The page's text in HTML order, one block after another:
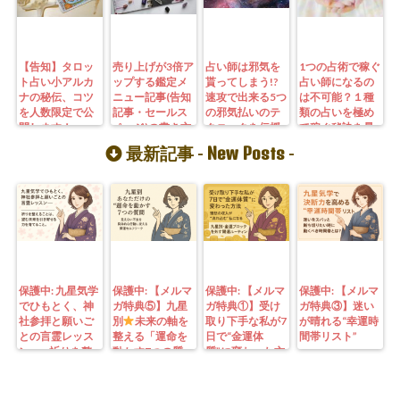
【告知】タロッ
ト占い小アルカ
ナの秘伝、コツ
を人数限定で公
開します！
売り上げが3倍ア
ップする鑑定メ
ニュー記事(告知
記事・セールス
ページ)の書き方
占い師は邪気を
貰ってしまう!?
速攻で出来る5つ
の邪気払いのテ
クニックを伝授
1つの占術で稼ぐ
占い師になるの
は不可能？１種
類の占いを極め
て稼ぐ秘訣を暴
最新記事 - New Posts -
保護中: 九星気学
でひもとく、神
社参拝と願いご
との言霊レッス
ン—— 祈りを整
保護中: 【メルマ
ガ特典⑤】九星
別
未来の軸を
整える「運命を
動かす7つの質
保護中: 【メルマ
ガ特典①】受け
取り下手な私が7
日で“金運体
質”に変わった方
保護中: 【メルマ
ガ特典③】迷い
が晴れる“幸運時
間帯リスト”